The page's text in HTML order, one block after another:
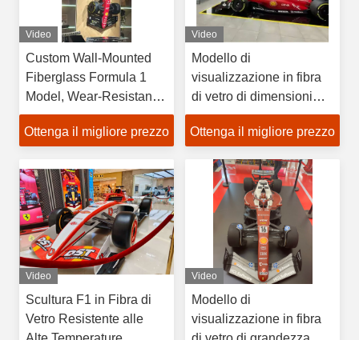
Video
Custom Wall-Mounted
Fiberglass Formula 1
Model, Wear-Resistant
Racing Sculpture for
Gallery & Mall Decor
Ottenga il migliore prezzo
Video
Modello di
visualizzazione in fibra
di vetro di dimensioni
personalizzate per la
Formula 1, supporto da
per finestre e auto show
Ottenga il migliore prezzo
Video
Scultura F1 in Fibra di
Vetro Resistente alle
Video
Modello di
visualizzazione in fibra